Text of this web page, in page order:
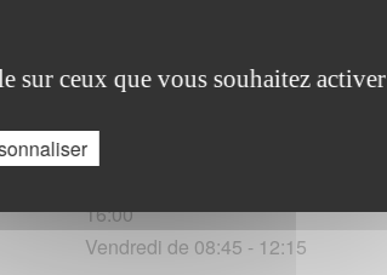
16:00
Vendredi de 08:45 - 12:15
sur ceux que vous souhaitez activer